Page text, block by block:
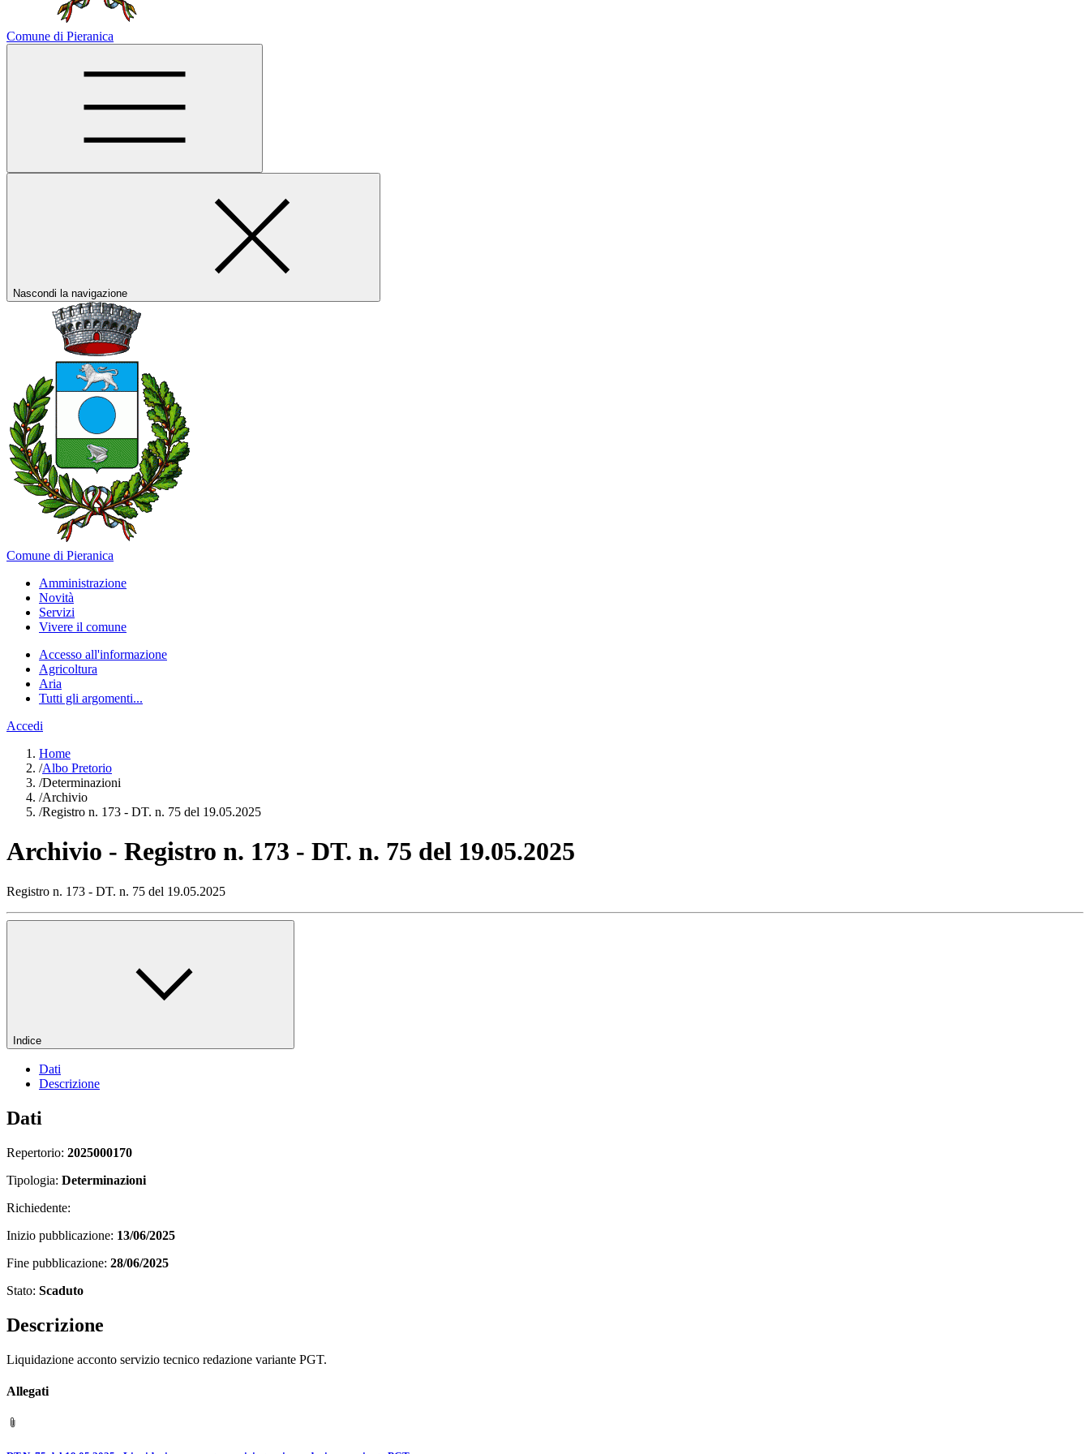
Comune di Pieranica
Nascondi la navigazione
Comune di Pieranica
Amministrazione
Novità
Servizi
Vivere il comune
Accesso all'informazione
Agricoltura
Aria
Tutti gli argomenti...
Accedi
Home
/Albo Pretorio
/Determinazioni
/Archivio
/Registro n. 173 - DT. n. 75 del 19.05.2025
Archivio - Registro n. 173 - DT. n. 75 del 19.05.2025
Registro n. 173 - DT. n. 75 del 19.05.2025
Indice
Dati
Descrizione
Dati
Repertorio: 2025000170
Tipologia: Determinazioni
Richiedente:
Inizio pubblicazione: 13/06/2025
Fine pubblicazione: 28/06/2025
Stato: Scaduto
Descrizione
Liquidazione acconto servizio tecnico redazione variante PGT.
Allegati